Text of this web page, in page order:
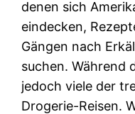
denen sich
eindecken,
Gängen nach
suchen. Während
jedoch viele der
Drogerie-Reisen.